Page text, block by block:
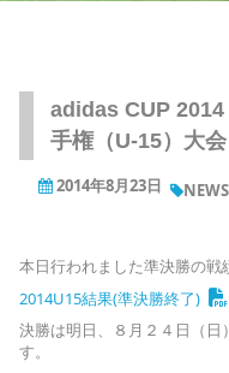
adidas CUP 2014
手権（U-15）大
2014年8月23日 NEWS
本日行われました準決勝の戦
2014U15結果(準決勝終了)
決勝は明日、８月２４日（日
す。